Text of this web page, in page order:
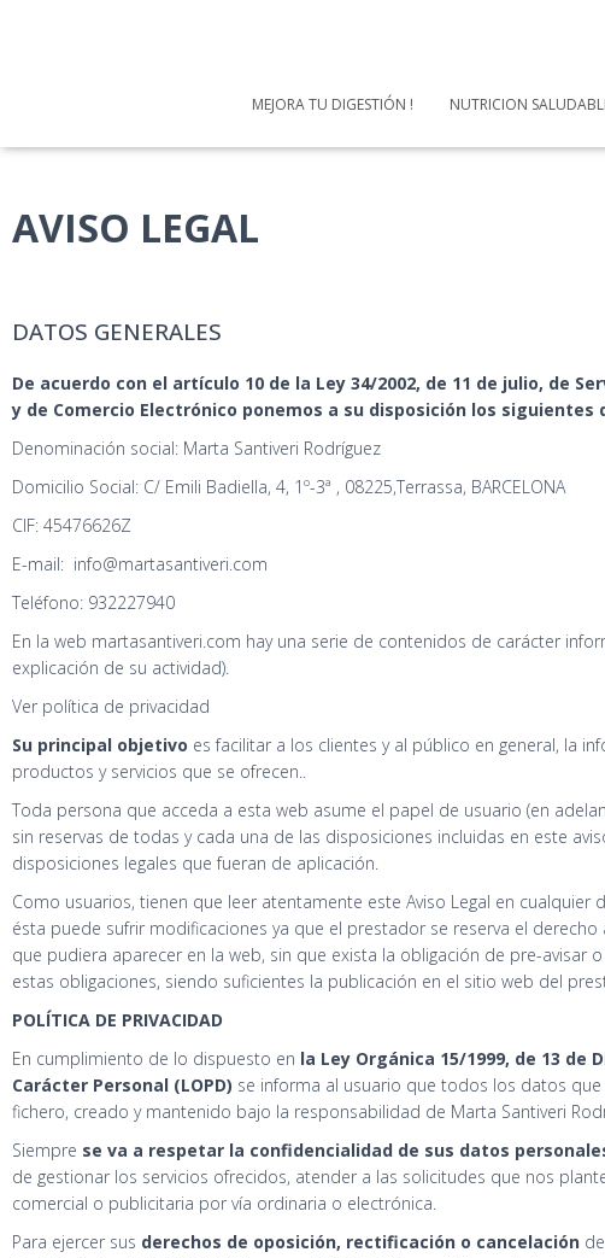
MEJORA TU DIGESTIÓN ! NUTRICION
AVISO LEGAL
DATOS GENERALES
De acuerdo con el artículo 10 de la Ley 34/2002, de 11 de julio, de
y de Comercio Electrónico ponemos a su disposición los siguientes
Denominación social: Marta Santiveri Rodríguez
Domicilio Social: C/ Emili Badiella, 4, 1º-3ª , 08225,Terrassa, BARCELONA
CIF: 45476626Z
E-mail: info@martasantiveri.com
Teléfono: 932227940
En la web martasantiveri.com hay una serie de contenidos de carácter
explicación de su actividad).
Ver política de privacidad
Su principal objetivo es facilitar a los clientes y al público en general, la
productos y servicios que se ofrecen..
Toda persona que acceda a esta web asume el papel de usuario (en
sin reservas de todas y cada una de las disposiciones incluidas en este
disposiciones legales que fueran de aplicación.
Como usuarios, tienen que leer atentamente este Aviso Legal en cualquier
ésta puede sufrir modificaciones ya que el prestador se reserva el
que pudiera aparecer en la web, sin que exista la obligación de pre-avisar
estas obligaciones, siendo suficientes la publicación en el sitio web del
POLÍTICA DE PRIVACIDAD
En cumplimiento de lo dispuesto en la Ley Orgánica 15/1999, de 13 de
Carácter Personal (LOPD) se informa al usuario que todos los datos
fichero, creado y mantenido bajo la responsabilidad de Marta Santiveri
Siempre se va a respetar la confidencialidad de sus datos
de gestionar los servicios ofrecidos, atender a las solicitudes que nos
comercial o publicitaria por vía ordinaria o electrónica.
Para ejercer sus derechos de oposición, rectificación o cancelación